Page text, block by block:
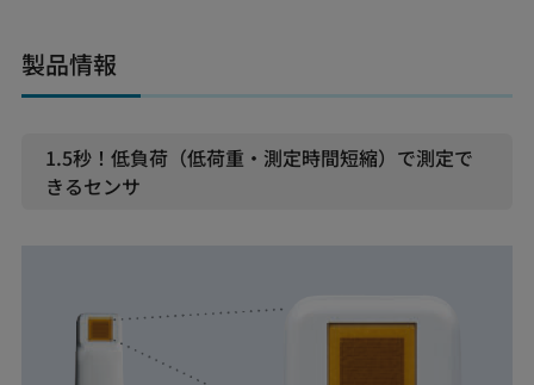
製品情報
1.5秒！低負荷（低荷重・測定時間短縮）で測定で
きるセンサ